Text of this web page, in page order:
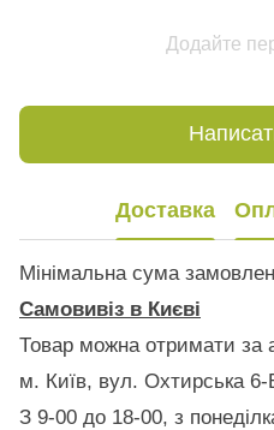
Додайте
Доставка
Мінімальна сума
Самовивіз в Києві
Товар можна отримати за
м. Київ, вул. Охтирська 6-
З 9-00 до 18-00, з